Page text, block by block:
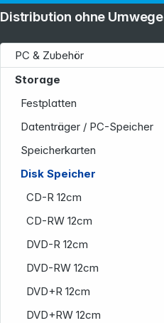
PC & Zubehör
Storage
Festplatten
Datenträger / PC-Speicher
Speicherkarten
Disk Speicher
CD-R 12cm
CD-RW 12cm
DVD-R 12cm
DVD-RW 12cm
DVD+R 12cm
DVD+RW 12cm
Distribution ohne Umwege